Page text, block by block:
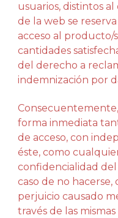
usuarios, distintos
de la web se
acceso al producto/
cantidades
del derecho a
indemnización por
forma inmediata
de acceso, con
éste, como
confidencialidad
caso de no
perjuicio causado
través de las